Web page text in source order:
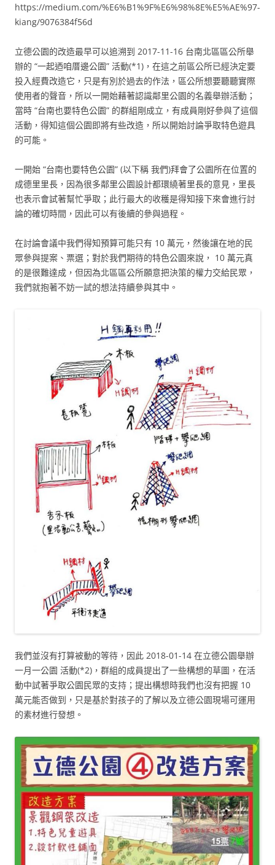
https://medium.com/%E6%B1%9F%E6%98%8E%E5%AE%97-
kiang/9076384f56d
立德公園的改造最早可以追溯到 2017-11-16 台南北區區公所舉
辦的 “一起迺咱厝邊公園” 活動(*1)，在這之前區公所已經決定要
投入經費改造它，只是有別於過去的作法，區公所想要聽聽實際
使用者的聲音，所以一開始藉著認識鄰里公園的名義舉辦活動；
當時 “台南也要特色公園” 的群組剛成立，有成員剛好參與了這個
活動，得知這個公園即將有些改造，所以開始討論爭取特色遊具
的可能。
一開始 “台南也要特色公園” (以下稱 我們)拜會了公園所在位置的
成德里里長，因為很多鄰里公園設計都環繞著里長的意見，里長
也表示會試著幫忙爭取；此行最大的收穫是得知接下來會進行討
論的確切時間，因此可以有後續的參與過程。
在討論會議中我們得知預算可能只有 10 萬元，然後讓在地的民
眾參與提案、票選；對於我們期待的特色公園來說， 10 萬元真
的是很難達成，但因為北區區公所願意把決策的權力交給民眾，
我們就抱著不妨一試的想法持續參與其中。
我們並沒有打算被動的等待，因此 2018-01-14 在立德公園舉辦
一月一公園 活動(*2)，群組的成員提出了一些構想的草圖，在活
動中試著爭取公園民眾的支持；提出構想時我們也沒有把握 10
萬元能否做到，只是基於對孩子的了解以及立德公園現場可運用
的素材進行發想。